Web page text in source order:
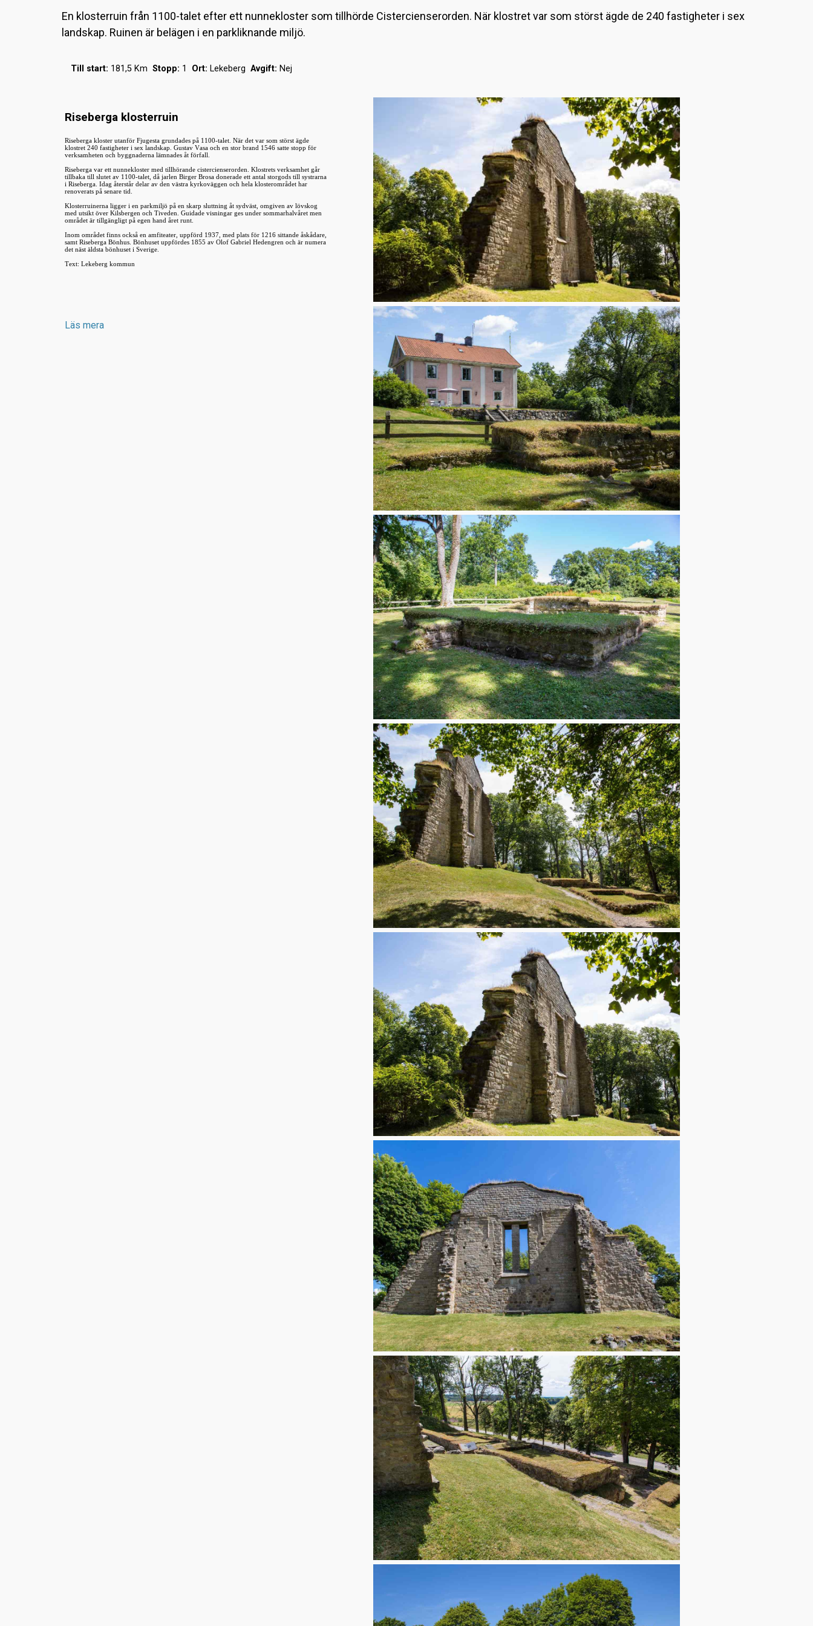
En klosterruin från 1100-talet efter ett nunnekloster som tillhörde Cistercienserorden. När klostret var som störst ägde de 240 fastigheter i sex
landskap. Ruinen är belägen i en parkliknande miljö.
Till start: 181,5 Km Stopp: 1 Ort: Lekeberg Avgift: Nej
Riseberga klosterruin
Riseberga kloster utanför Fjugesta grundades på 1100-talet. När det var som störst ägde
klostret 240 fastigheter i sex landskap. Gustav Vasa och en stor brand 1546 satte stopp för
verksamheten och byggnaderna lämnades åt förfall.
Riseberga var ett nunnekloster med tillhörande cistercienserorden. Klostrets verksamhet går
tillbaka till slutet av 1100-talet, då jarlen Birger Brosa donerade ett antal storgods till systrarna
i Riseberga. Idag återstår delar av den västra kyrkoväggen och hela klosterområdet har
renoverats på senare tid.
Klosterruinerna ligger i en parkmiljö på en skarp sluttning åt sydväst, omgiven av lövskog
med utsikt över Kilsbergen och Tiveden. Guidade visningar ges under sommarhalvåret men
området är tillgängligt på egen hand året runt.
Inom området finns också en amfiteater, uppförd 1937, med plats för 1216 sittande åskådare,
samt Riseberga Bönhus. Bönhuset uppfördes 1855 av Olof Gabriel Hedengren och är numera
det näst äldsta bönhuset i Sverige.
Text: Lekeberg kommun
Läs mera